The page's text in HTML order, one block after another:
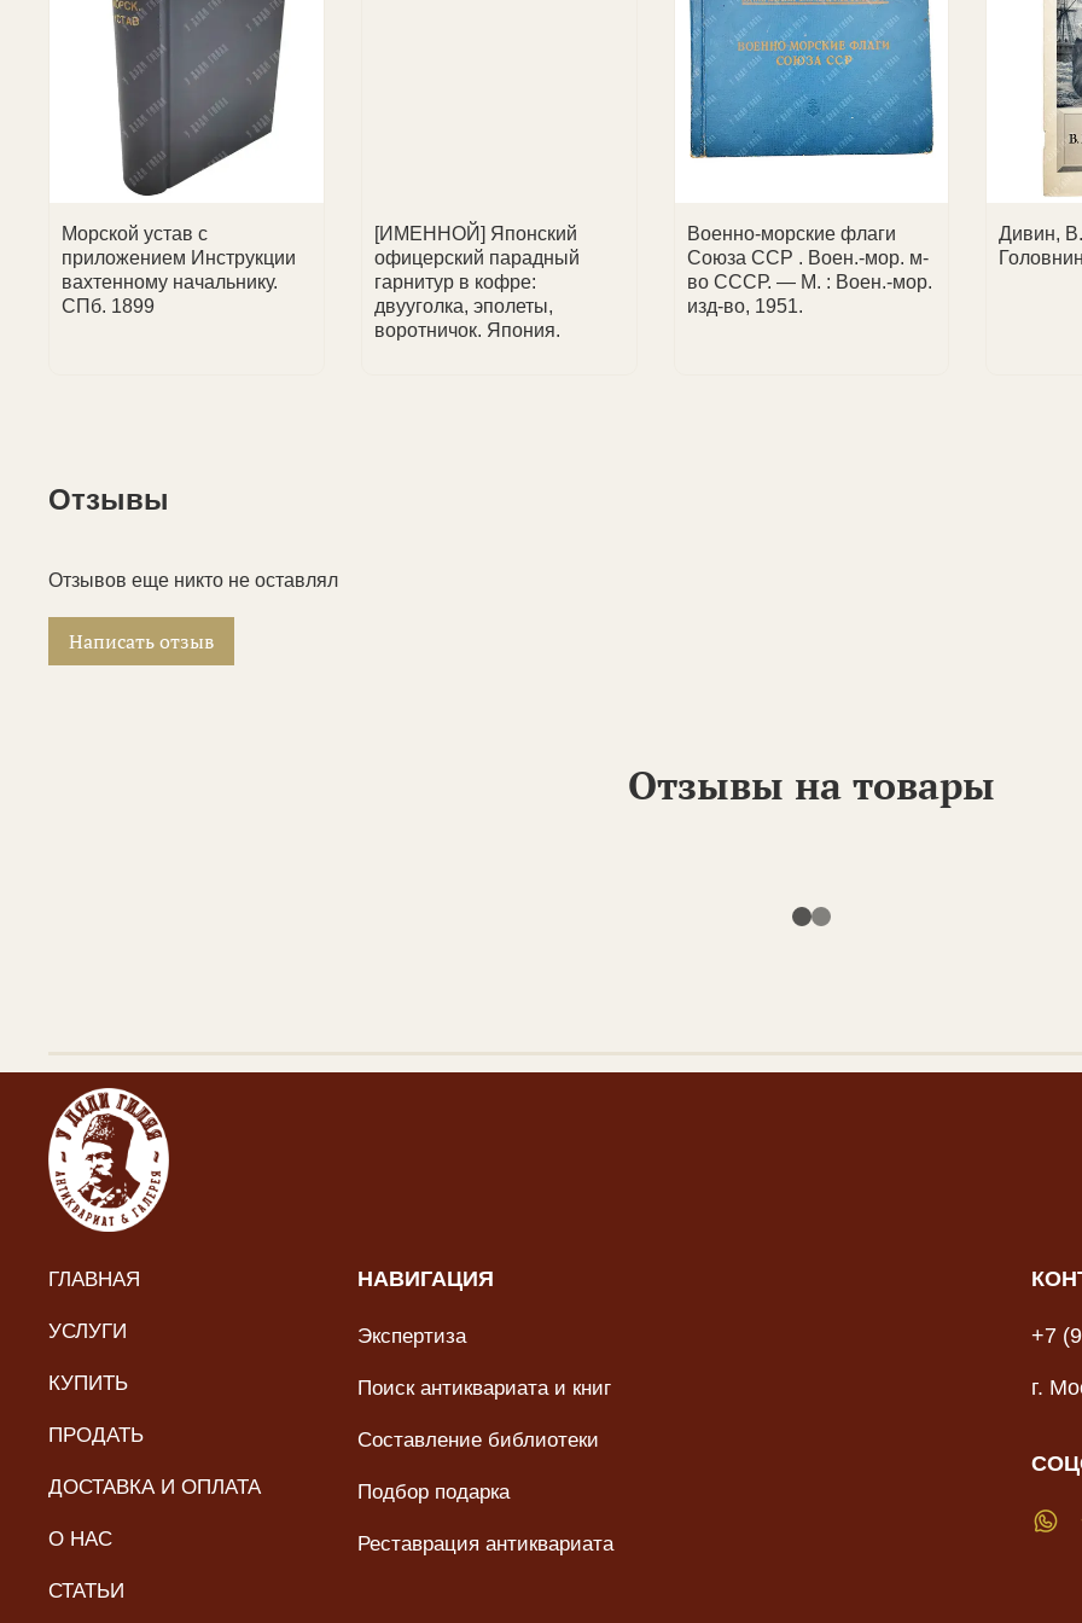
об оплате придет на Ваш e-mail.
🤝 Другие способы
Отправим любым удобным для Вас способом по согласованию.
📞 Менеджер свяжется с вами, чтобы обсудить детали доставки.
Морской устав с
приложением Инструкции
вахтенному начальнику.
СПб. 1899
[ИМЕННОЙ] Японский
офицерский парадный
гарнитур в кофре:
двууголка, эполеты,
воротничок. Япония.
Военно-морские флаги
Союза ССР . Воен.-мор. м-
во СССР. — М. : Воен.-мор.
изд-во, 1951.
Дивин,
Отзывы
Отзывов еще никто не оставлял
Написать отзыв
Отзывы на товары
ГЛАВНАЯ
УСЛУГИ
КУПИТЬ
ПРОДАТЬ
ДОСТАВКА И ОПЛАТА
О НАС
СТАТЬИ
НАВИГАЦИЯ
Экспертиза
Поиск антиквариата и книг
Составление библиотеки
Подбор подарка
Реставрация антиквариата
+7
г.